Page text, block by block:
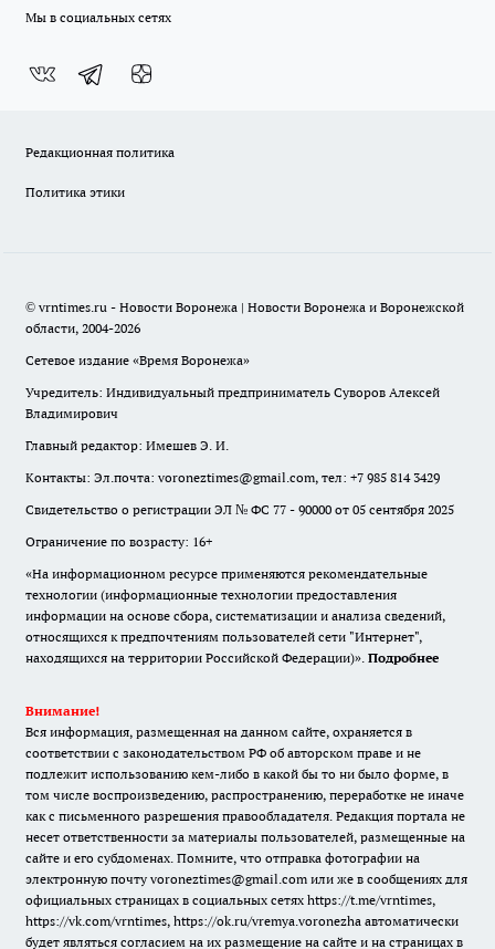
Мы в социальных сетях
Редакционная политика
Политика этики
© vrntimes.ru - Новости Воронежа | Новости Воронежа и Воронежской
области, 2004-2026
Сетевое издание «Время Воронежа»
Учредитель: Индивидуальный предприниматель Суворов Алексей
Владимирович
Главный редактор: Имешев Э. И.
Контакты: Эл.почта: voroneztimes@gmail.com, тел: +7 985 814 3429
Свидетельство о регистрации ЭЛ № ФС 77 - 90000 от 05 сентября 2025
Ограничение по возрасту: 16+
«На информационном ресурсе применяются рекомендательные
технологии (информационные технологии предоставления
информации на основе сбора, систематизации и анализа сведений,
относящихся к предпочтениям пользователей сети "Интернет",
находящихся на территории Российской Федерации)». Подробнее
Внимание!
Вся информация, размещенная на данном сайте, охраняется в
соответствии с законодательством РФ об авторском праве и не
подлежит использованию кем-либо в какой бы то ни было форме, в
том числе воспроизведению, распространению, переработке не иначе
как с письменного разрешения правообладателя. Редакция портала не
несет ответственности за материалы пользователей, размещенные на
сайте и его субдоменах. Помните, что отправка фотографии на
электронную почту voroneztimes@gmail.com или же в сообщениях для
официальных страницах в социальных сетях https://t.me/vrntimes,
https://vk.com/vrntimes, https://ok.ru/vremya.voronezha автоматически
будет являться согласием на их размещение на сайте и на страницах в